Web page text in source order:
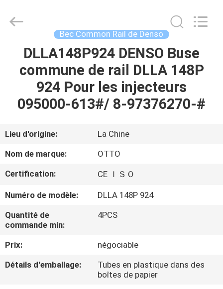
MAISON
À
PROPOS
NOUS
VISITE
DE
L'USINE
OTTO
AUTO
Bec Common Rail de Denso
DLLA148P924 DENSO Buse
commune de rail DLLA 148P
924 Pour les injecteurs
095000-613#/ 8-97376270-#
Lieu d'origine:
La Chine
Nom de marque:
OTTO
Certification:
CE ＩＳＯ
Numéro de modèle:
DLLA 148P 924
Quantité de
commande min:
4PCS
Prix:
négociable
Détails d'emballage:
Tubes en plastique dans des
boîtes de papier